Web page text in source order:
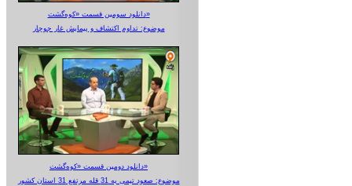
دانلود سومین قسمت «کوه‌گشت»
موضوع: تداوم اکتشاف و پیمایش غار جوجار
دانلود دومین قسمت «کوه‌گشت»
موضوع: صعود تیمی به 31 قله مرتفع 31 استان کشور